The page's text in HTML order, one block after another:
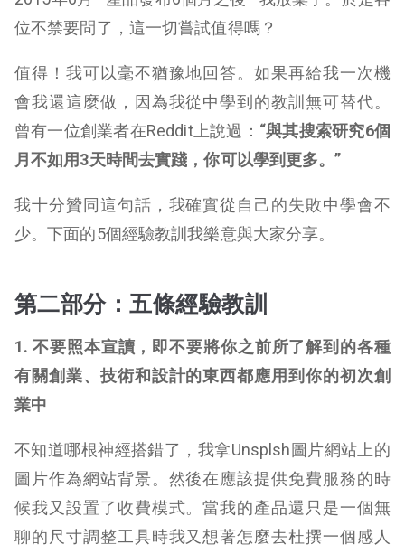
位不禁要問了，這一切嘗試值得嗎？
值得！我可以毫不猶豫地回答。如果再給我一次機
會我還這麼做，因為我從中學到的教訓無可替代。
曾有一位創業者在Reddit上說過： “與其搜索研究6個
月不如用3天時間去實踐，你可以學到更多。”
我十分贊同這句話，我確實從自己的失敗中學會不
少。下面的5個經驗教訓我樂意與大家分享。
第二部分：五條經驗教訓
1. 不要照本宣讀，即不要將你之前所了解到的各種
有關創業、技術和設計的東西都應用到你的初次創
業中
不知道哪根神經搭錯了，我拿Unsplsh圖片網站上的
圖片作為網站背景。然後在應該提供免費服務的時
候我又設置了收費模式。當我的產品還只是一個無
聊的尺寸調整工具時我又想著怎麼去杜撰一個感人